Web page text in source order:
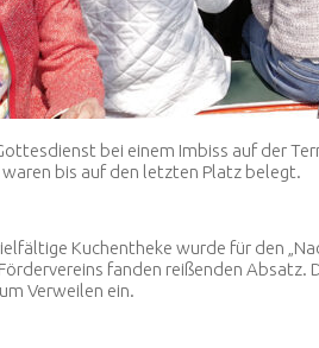
bei einem Imbiss auf der
bis auf den letzten Platz belegt.
Kuchentheke wurde für den
fanden reißenden Absatz.
Verweilen ein.